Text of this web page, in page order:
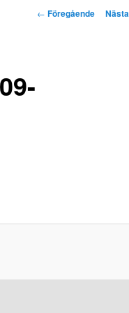
Inläggsnavigering
← Föregående Nästa